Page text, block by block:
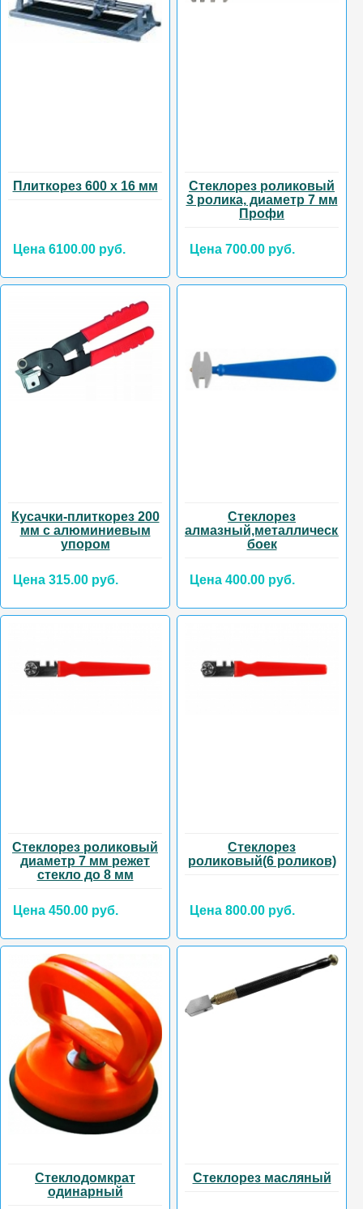
Плиткорез 600 х 16 мм
Цена 6100.00 руб.
Стеклорез роликовый
3 ролика, диаметр 7 мм
Профи
Цена 700.00 руб.
Кусачки-плиткорез 200
мм с алюминиевым
упором
Цена 315.00 руб.
Стеклорез
алмазный,металлический
боек
Цена 400.00 руб.
Стеклорез роликовый
диаметр 7 мм режет
стекло до 8 мм
Цена 450.00 руб.
Стеклорез
роликовый(6 роликов)
Цена 800.00 руб.
Стеклодомкрат
одинарный
Стеклорез масляный